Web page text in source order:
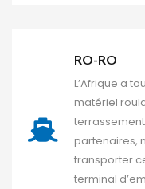
RO-RO
L’Afrique a
matériel
partenaires,
transporter
terminal